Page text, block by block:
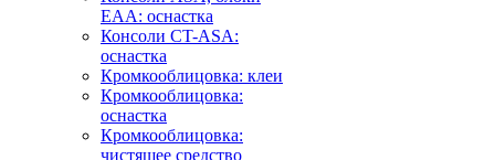
EAA: оснастка
Консоли CT-ASA:
оснастка
Кромкооблицовка: клеи
Кромкооблицовка:
оснастка
Кромкооблицовка:
чистящее средство